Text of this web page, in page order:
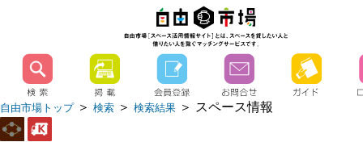
自由市場トップ＞ 検索 ＞ 検索結果 ＞ スペース情報